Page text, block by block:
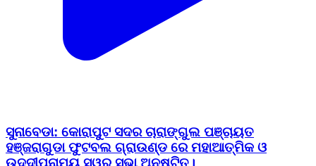
ସୁନାବେଡା: କୋରାପୁଟ ସଦର ଚାରାଙ୍ଗୁଲ ପଞ୍ଚାୟତ
ହଞ୍ଜରାଗୁଡା ଫୁଟବଲ ଗ୍ରାଉଣ୍ଡ ରେ ମହାଆତ୍ମିକ ଓ
ଉଦ୍ଦୀପନାମୟ ସ୍ୱର୍ ସଭା ଅନୁଷ୍ଟିତ।